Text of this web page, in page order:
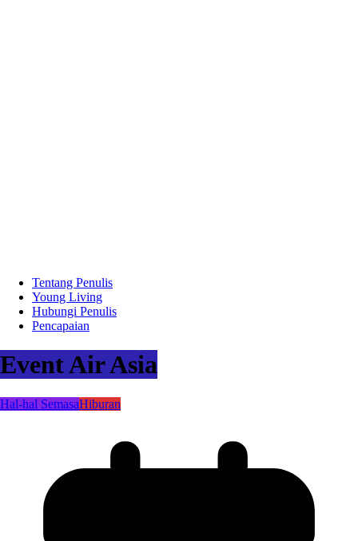
Tentang Penulis
Young Living
Hubungi Penulis
Pencapaian
Event Air Asia
Hal-hal SemasaHiburan